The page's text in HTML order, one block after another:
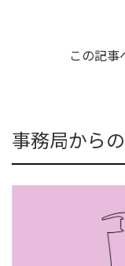
この記事
事務局から